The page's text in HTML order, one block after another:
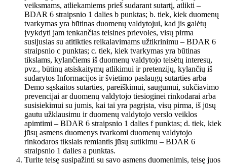
veiksmams, atliekamiems prieš sudarant sutartį, atlikti –
BDAR 6 straipsnio 1 dalies b punktas; b. tiek, kiek duomenų
tvarkymas yra būtinas duomenų valdytojui, kad jis galėtų
įvykdyti jam tenkančias teisines prievoles, visų pirma
susijusias su atitikties reikalavimams užtikrinimu – BDAR 6
straipsnio c punktas; c. tiek, kiek tvarkymas yra būtinas
tikslams, kylančiems iš duomenų valdytojo teisėtų interesų,
pvz., būtinų atsiskaitymų atlikimui ir pretenzijų, kylančių iš
sudarytos Informacijos ir švietimo paslaugų sutarties arba
Demo sąskaitos sutarties, pareiškimui, saugumui, sukčiavimo
prevencijai ar duomenų valdytojo tiesioginei rinkodarai arba
susisiekimui su jumis, kai tai yra pagrįsta, visų pirma, iš jūsų
gautu užklausimu ir duomenų valdytojo verslo veiklos
apimtimi – BDAR 6 straipsnio 1 dalies f punktas; d. tiek, kiek
jūsų asmens duomenys tvarkomi duomenų valdytojo
rinkodaros tikslais remiantis jūsų sutikimu – BDAR 6
straipsnio 1 dalies a punktas.
Turite teisę susipažinti su savo asmens duomenimis, teisę juos